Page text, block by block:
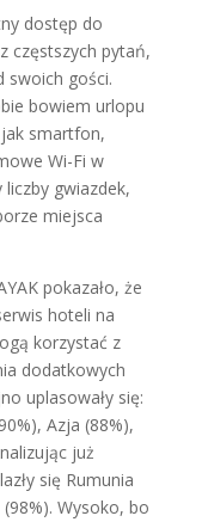
dostęp do
częstszych pytań,
swoich gości.
bowiem urlopu
smartfon,
Wi-Fi w
gwiazdek,
miejsca
pokazało, że
hoteli na
korzystać z
dodatkowych
uplasowały się:
Azja (88%),
już
się Rumunia
Wysoko, bo